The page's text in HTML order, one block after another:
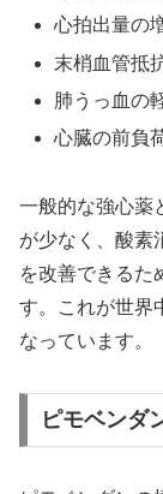
心拍出量の
末梢血管抵
肺うっ血の
心臓の前負
一般的な強心薬
が少なく、酸素
を改善できるた
す。これが世界
なっています。
ピモベンダ